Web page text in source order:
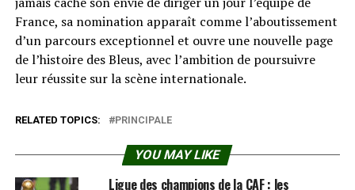
France, sa nomination apparaît comme l’aboutissement
d’un parcours exceptionnel et ouvre une nouvelle page
de l’histoire des Bleus, avec l’ambition de poursuivre
leur réussite sur la scène internationale.
RELATED TOPICS: PRINCIPALE
YOU MAY LIKE
Ligue des champions de la CAF : les